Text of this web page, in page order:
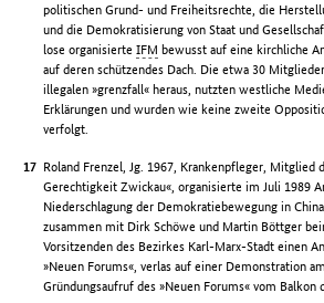
politischen Grund- und Freiheitsrechte, die
und die Demokratisierung von Staat und
lose organisierteIFM bewusst auf eine kirchliche
auf deren schützendes Dach. Die etwa 30
illegalen »grenzfall« heraus, nutzten westliche
Erklärungen und wurden wie keine zweite
verfolgt.
Roland Frenzel, Jg. 1967, Krankenpfleger, Mitglied
Gerechtigkeit Zwickau«, organisierte im Juli 1989
Niederschlagung der Demokratiebewegung in
zusammen mit Dirk Schöwe und Martin Böttger
Vorsitzenden des Bezirkes Karl-Marx-Stadt einen
»Neuen Forums«, verlas auf einer Demonstration
Gründungsaufruf des »Neuen Forums« vom Balkon